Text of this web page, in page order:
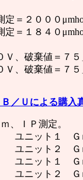
＝２０００
８４０μmho
Ｖ、破棄値＝７
Ｖ、破棄値＝７
／Ｕによる購入
、ＩＰ測定。
ニット１ Ｇ
＝１２５
ニット１ Ｇ
＝１２０